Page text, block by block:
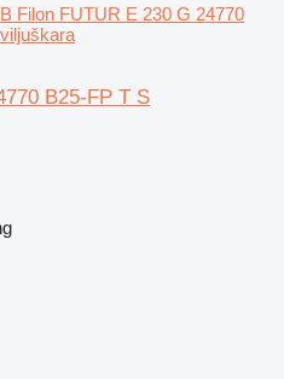
Filon FUTUR E 230 G 24770
B25-FP T S